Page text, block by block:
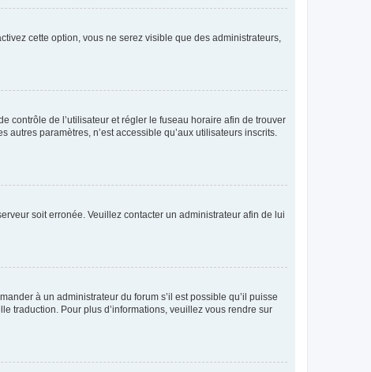
cette option, vous ne serez visible que des administrateurs,
contrôle de l’utilisateur et régler le fuseau horaire afin de trouver
paramètres, n’est accessible qu’aux utilisateurs inscrits.
soit erronée. Veuillez contacter un administrateur afin de lui
à un administrateur du forum s’il est possible qu’il puisse
traduction. Pour plus d’informations, veuillez vous rendre sur